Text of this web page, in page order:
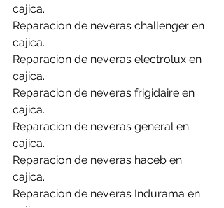
cajica.
Reparacion de neveras challenger en
cajica.
Reparacion de neveras electrolux en
cajica.
Reparacion de neveras frigidaire en
cajica.
Reparacion de neveras general en
cajica.
Reparacion de neveras haceb en
cajica.
Reparacion de neveras Indurama en